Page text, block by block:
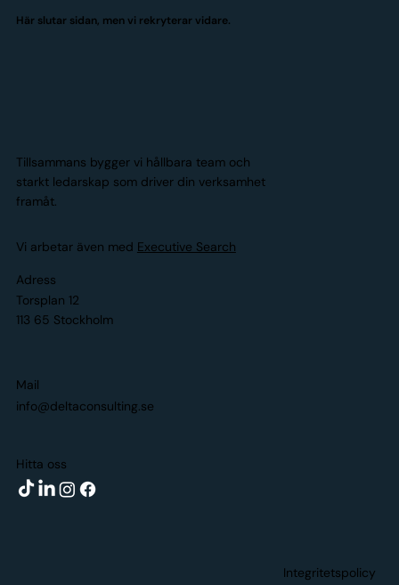
Här slutar sidan, men vi rekryterar vidare.
Tillsammans bygger vi hållbara team och
starkt ledarskap som driver din verksamhet
framåt.
Vi arbetar även med Executive Search
Adress
Torsplan 12
113 65 Stockholm
Mail
info@deltaconsulting.se
Hitta oss
Integritetspolicy